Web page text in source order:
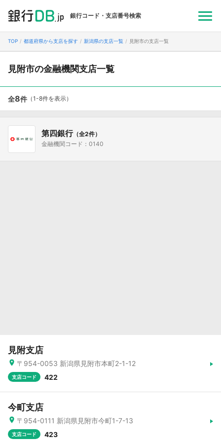
銀行コード・支店番号検索
TOP 都道府県から支店を探す 新潟県の支店一覧 見附市の支店一覧
見附市の金融機関支店一覧
全8件 （1-8件を表示）
第四銀行（全2件）
金融機関コード：0140
見附支店
〒954-0053 新潟県見附市本町2-1-12
支店コード 422
今町支店
〒954-0111 新潟県見附市今町1-7-13
支店コード 423